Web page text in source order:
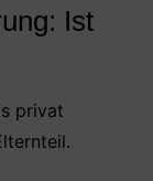
Ist
privat